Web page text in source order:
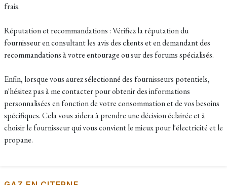
frais.
Réputation et recommandations : Vérifiez la réputation du
fournisseur en consultant les avis des clients et en demandant des
recommandations à votre entourage ou sur des forums spécialisés.
Enfin, lorsque vous aurez sélectionné des fournisseurs potentiels,
n'hésitez pas à me contacter pour obtenir des informations
personnalisées en fonction de votre consommation et de vos besoins
spécifiques. Cela vous aidera à prendre une décision éclairée et à
choisir le fournisseur qui vous convient le mieux pour l'électricité et le
propane.